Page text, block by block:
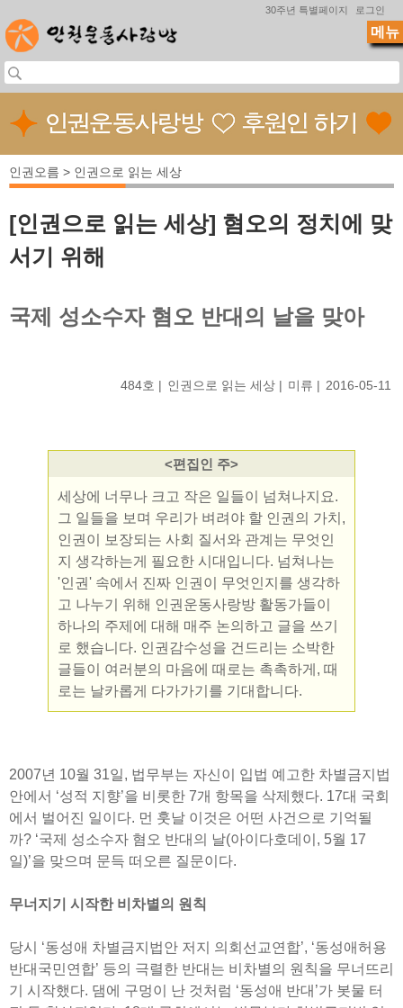
30주년 특별페이지 로그인
인권오름 > 인권으로 읽는 세상
[인권으로 읽는 세상] 혐오의 정치에 맞
서기 위해
국제 성소수자 혐오 반대의 날을 맞아
484호 인권으로 읽는 세상 미류 2016-05-11
<편집인 주>
세상에 너무나 크고 작은 일들이 넘쳐나지요.
그 일들을 보며 우리가 벼려야 할 인권의 가치,
인권이 보장되는 사회 질서와 관계는 무엇인
지 생각하는게 필요한 시대입니다. 넘쳐나는
'인권' 속에서 진짜 인권이 무엇인지를 생각하
고 나누기 위해 인권운동사랑방 활동가들이
하나의 주제에 대해 매주 논의하고 글을 쓰기
로 했습니다. 인권감수성을 건드리는 소박한
글들이 여러분의 마음에 때로는 촉촉하게, 때
로는 날카롭게 다가가기를 기대합니다.
2007년 10월 31일, 법무부는 자신이 입법 예고한 차별금지법
안에서 ‘성적 지향’을 비롯한 7개 항목을 삭제했다. 17대 국회
에서 벌어진 일이다. 먼 훗날 이것은 어떤 사건으로 기억될
까? ‘국제 성소수자 혐오 반대의 날(아이다호데이, 5월 17
일)’을 맞으며 문득 떠오른 질문이다.
무너지기 시작한 비차별의 원칙
당시 ‘동성애 차별금지법안 저지 의회선교연합’, ‘동성애허용
반대국민연합’ 등의 극렬한 반대는 비차별의 원칙을 무너뜨리
기 시작했다. 댐에 구멍이 난 것처럼 ‘동성애 반대’가 봇물 터
메뉴